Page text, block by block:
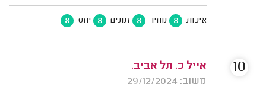
איכות 8 מחיר 8 זמנים 8 יחס 8
אייל כ. תל אביב.
משוב: 29/12/2024
10